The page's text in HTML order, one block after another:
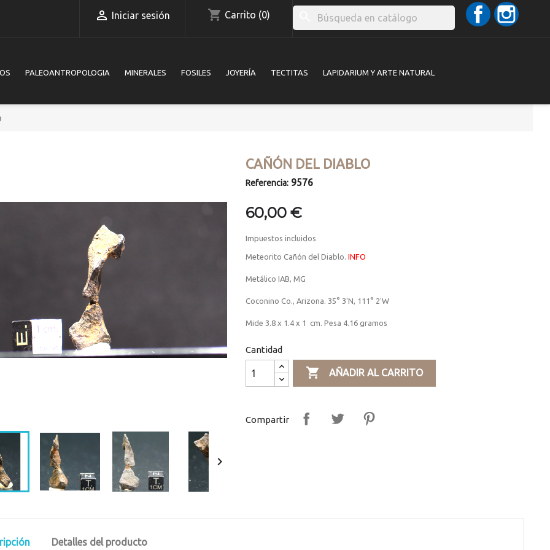
 Iniciar sesión shopping_cart Carrito (0)
Facebook
PALEOANTROPOLOGIA MINERALES FOSILES JOYERÍA TECTITAS LAPIDARIUM Y ARTE NATURAL

CAÑÓN DEL DIABLO
Referencia: 9576
60,00 €
Impuestos incluidos
Meteorito Cañón del Diablo. INFO
Metálico IAB, MG
Coconino Co., Arizona. 35° 3'N, 111° 2'W
Mide 3.8 x 1.4 x 1 cm. Pesa 4.16 gramos
Cantidad
 AÑADIR AL CARRITO
Compartir
Detalles del producto